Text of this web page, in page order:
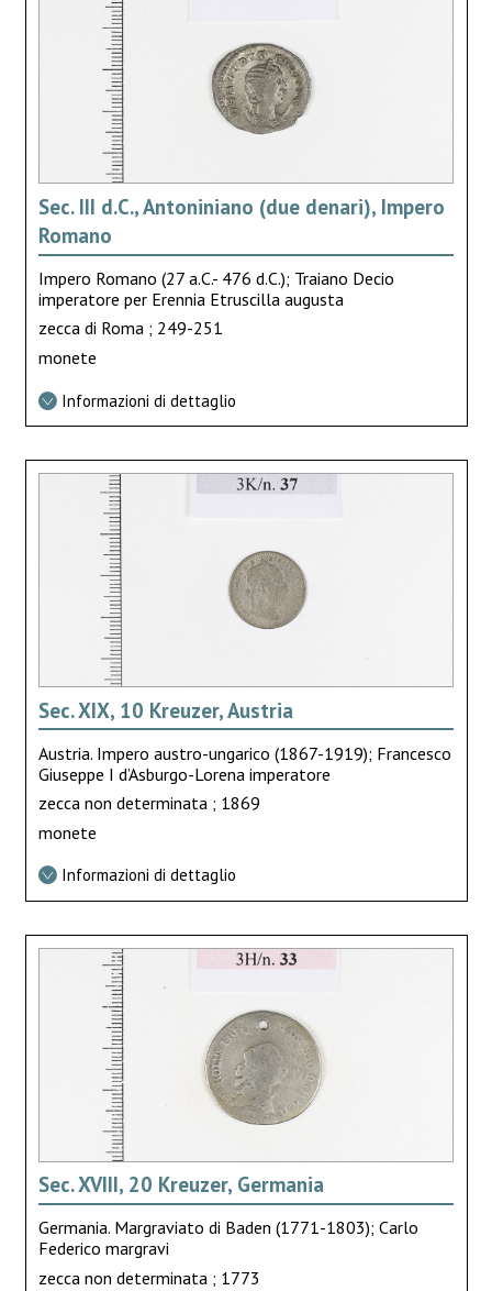
Sec. III d.C., Antoniniano (due denari), Impero
Romano
Impero Romano (27 a.C.- 476 d.C.); Traiano Decio
imperatore per Erennia Etruscilla augusta
zecca di Roma ; 249-251
monete
Informazioni di dettaglio
Sec. XIX, 10 Kreuzer, Austria
Austria. Impero austro-ungarico (1867-1919); Francesco
Giuseppe I d’Asburgo-Lorena imperatore
zecca non determinata ; 1869
monete
Informazioni di dettaglio
Sec. XVIII, 20 Kreuzer, Germania
Germania. Margraviato di Baden (1771-1803); Carlo
Federico margravi
zecca non determinata ; 1773